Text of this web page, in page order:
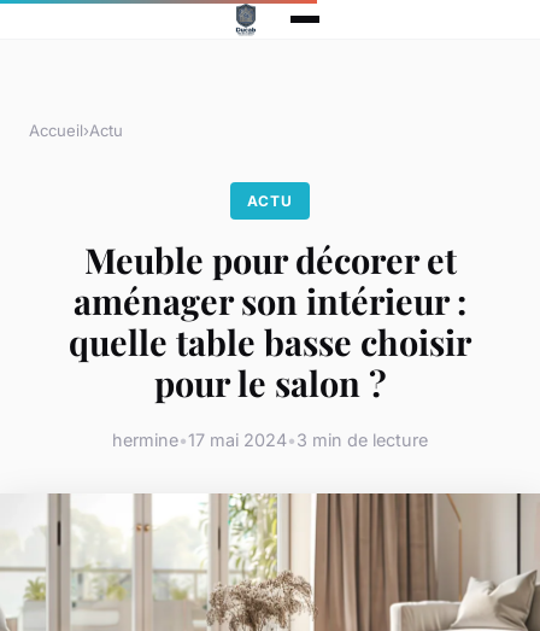
Accueil›Actu
ACTU
Meuble pour décorer et
aménager son intérieur :
quelle table basse choisir
pour le salon ?
hermine•17 mai 2024•3 min de lecture